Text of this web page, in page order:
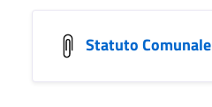
Statuto Comunale